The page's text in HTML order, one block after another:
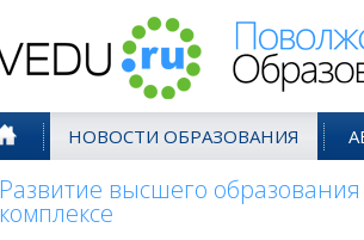
НОВОСТИ ОБРАЗОВАНИЯ
Развитие высшего
комплексе